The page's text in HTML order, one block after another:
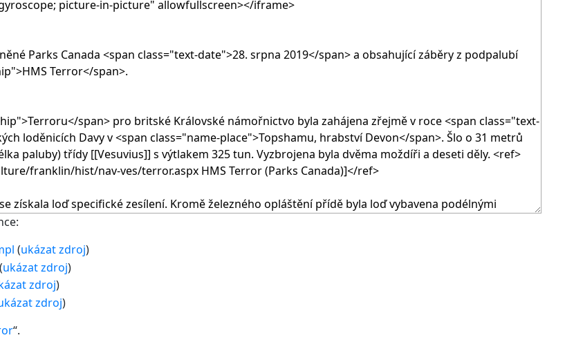
(ukázat zdroj)
ukázat zdroj)
zdroj)
zdroj)
“.